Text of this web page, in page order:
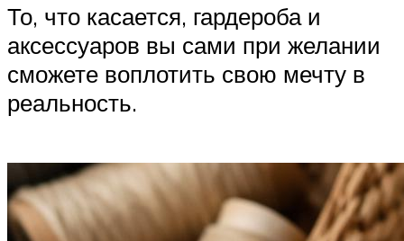
То, что касается, гардероба и
аксессуаров вы сами при желании
сможете воплотить свою мечту в
реальность.